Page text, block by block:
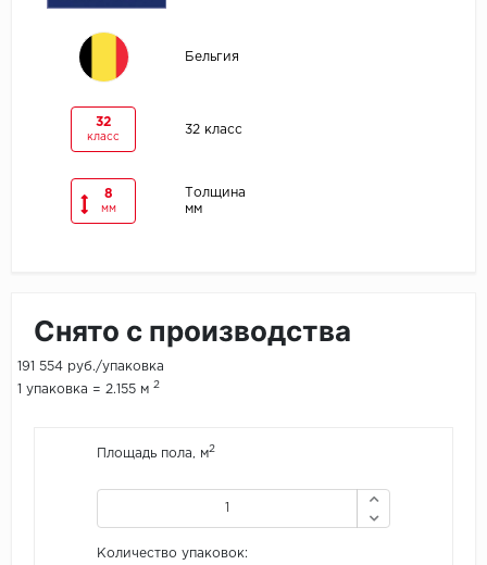
Forbo Allura Click
Jinan PDM
Бельгия
32
класс
32 класс
8
мм
Толщина
мм
Снято с производства
191 554 руб./упаковка
1 упаковка = 2.155 м 2
Площадь пола, м2
Количество упаковок: